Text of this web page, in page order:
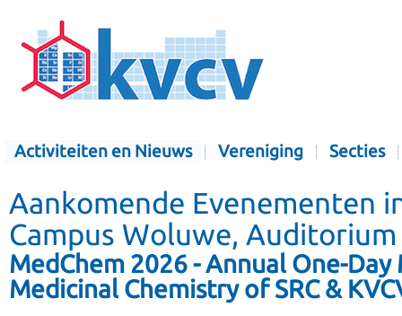
Activiteiten en Nieuws Vereniging Secties
Aankomende Evenementen
Campus Woluwe,
MedChem 2026 - Annual One-
Medicinal Chemistry of SRC &